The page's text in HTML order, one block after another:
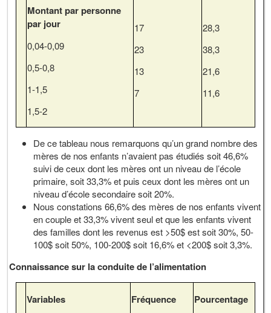
Montant par personne
par jour
0,04-0,09
0,5-0,8
1-1,5
1,5-2
17
23
13
7
28,3
38,3
21,6
11,6
De ce tableau nous remarquons qu’un grand nombre des
mères de nos enfants n’avaient pas étudiés soit 46,6%
suivi de ceux dont les mères ont un niveau de l’école
primaire, soit 33,3% et puis ceux dont les mères ont un
niveau d’école secondaire soit 20%.
Nous constations 66,6% des mères de nos enfants vivent
en couple et 33,3% vivent seul et que les enfants vivent
des familles dont les revenus est >50$ est soit 30%, 50-
100$ soit 50%, 100-200$ soit 16,6% et <200$ soit 3,3%.
Connaissance sur la conduite de l’alimentation
Variables Fréquence Pourcentage